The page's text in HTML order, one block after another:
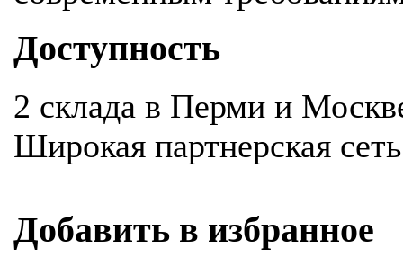
Доступность
2 склада в Перми и
Широкая партнерская
Добавить в избранное